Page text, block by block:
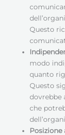
Questo
modo
quanto
Questo
dovrebbe
che
Posizione